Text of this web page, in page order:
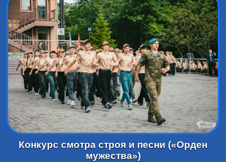
Конкурс смотра строя и песни («Орден
мужества»)